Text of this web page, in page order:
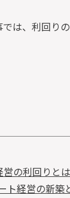
は、利回り
の利回りと
ト経営の新築